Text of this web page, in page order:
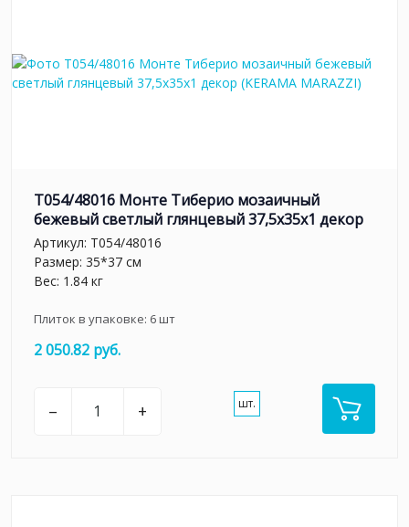
T054/48016 Монте Тиберио мозаичный
бежевый светлый глянцевый 37,5x35x1 декор
Артикул: T054/48016
Размер: 35*37 см
Вес: 1.84 кг
Плиток в упаковке: 6шт
2 050.82 руб.
– + шт.